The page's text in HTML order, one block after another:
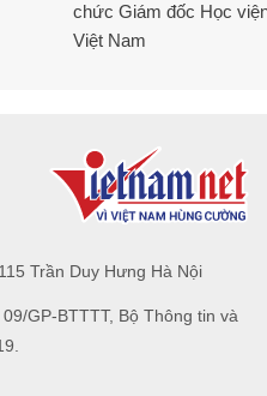
chức Giám đốc Học
Việt Nam
Trần Duy Hưng Hà Nội
GP-BTTTT, Bộ Thông tin và